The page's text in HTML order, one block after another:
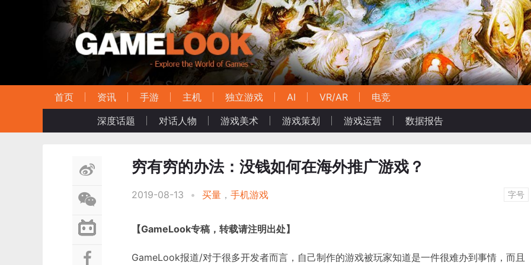
首页 资讯 手游 主机 独立游戏 AI VR/AR
电竞
深度话题
对话人物 游戏美术 游戏策划 游戏运营 数据报告
穷有穷的办法：没钱如何在海外推广游戏？
2019-08-13 • 买量 ， 手机游戏 字号
【GameLook专稿，转载请注明出处】
GameLook报道/对于很多开发者而言，自己制作的游戏被玩家知道是一件很难办到事情，而且